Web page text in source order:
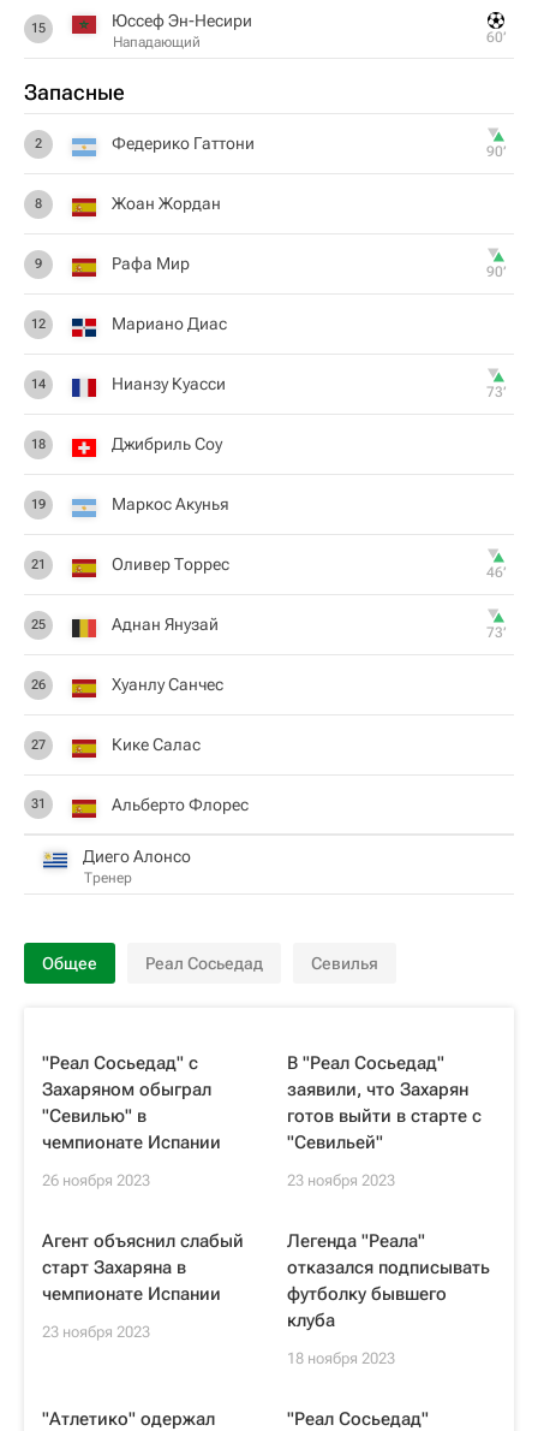
15 Юссеф Эн-Несири
Нападающий 60‎’‎
Запасные
2 Федерико Гаттони 90‎’‎
8 Жоан Жордан
9 Рафа Мир 90‎’‎
12 Мариано Диас
14 Нианзу Куасси 73‎’‎
18 Джибриль Соу
19 Маркос Акунья
21 Оливер Торрес 46‎’‎
25 Аднан Янузай 73‎’‎
26 Хуанлу Санчес
27 Кике Салас
31 Альберто Флорес
Диего Алонсо
Тренер
Общее Реал Сосьедад Севилья
"Реал Сосьедад" с
Захаряном обыграл
"Севилью" в
чемпионате Испании
26 ноября 2023
В "Реал Сосьедад"
заявили, что Захарян
готов выйти в старте с
"Севильей"
23 ноября 2023
Агент объяснил слабый
старт Захаряна в
чемпионате Испании
23 ноября 2023
Легенда "Реала"
отказался подписывать
футболку бывшего
клуба
18 ноября 2023
"Атлетико" одержал
"Реал Сосьедад"